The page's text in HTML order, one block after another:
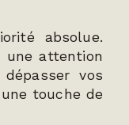
absolue.
une attention
vos
touche de